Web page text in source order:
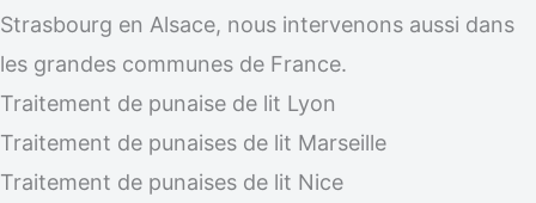
Strasbourg en Alsace, nous intervenons aussi dans
les grandes communes de France.
Traitement de punaise de lit Lyon
Traitement de punaises de lit Marseille
Traitement de punaises de lit Nice